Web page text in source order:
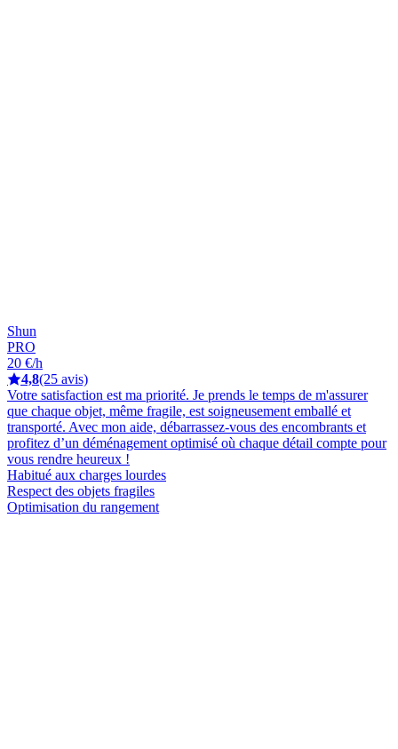
Shun
PRO
20 €/h
4,8(25 avis)
Votre satisfaction est ma priorité. Je prends le temps de m'assurer
que chaque objet, même fragile, est soigneusement emballé et
transporté. Avec mon aide, débarrassez-vous des encombrants et
profitez d’un déménagement optimisé où chaque détail compte pour
vous rendre heureux !
Habitué aux charges lourdes
Respect des objets fragiles
Optimisation du rangement